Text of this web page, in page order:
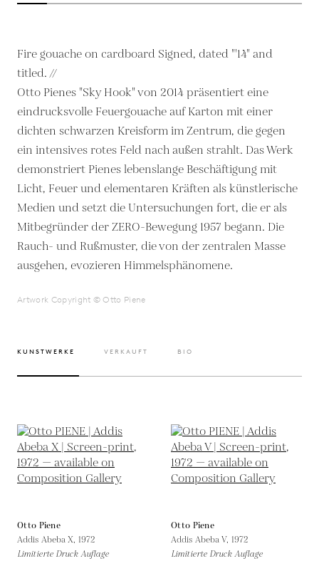
Fire gouache on cardboard Signed, dated "'14" and
titled. //
Otto Pienes "Sky Hook" von 2014 präsentiert eine
eindrucksvolle Feuergouache auf Karton mit einer
dichten schwarzen Kreisform im Zentrum, die gegen
ein intensives rotes Feld nach außen strahlt. Das Werk
demonstriert Pienes lebenslange Beschäftigung mit
Licht, Feuer und elementaren Kräften als künstlerische
Medien und setzt die Untersuchungen fort, die er als
Mitbegründer der ZERO-Bewegung 1957 begann. Die
Rauch- und Rußmuster, die von der zentralen Masse
ausgehen, evozieren Himmelsphänomene.
Artwork Copyright © Otto Piene
KUNSTWERKE VERKAUFT BIO
Otto Piene
Addis Abeba X, 1972
Limitierte Druck Auflage
Otto Piene
Addis Abeba V, 1972
Limitierte Druck Auflage